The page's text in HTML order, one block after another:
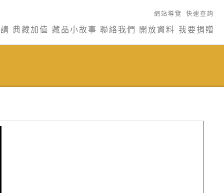
網站導覽 快速查詢
典藏加值 藏品小故事 聯絡我們 開放資料 我要捐贈